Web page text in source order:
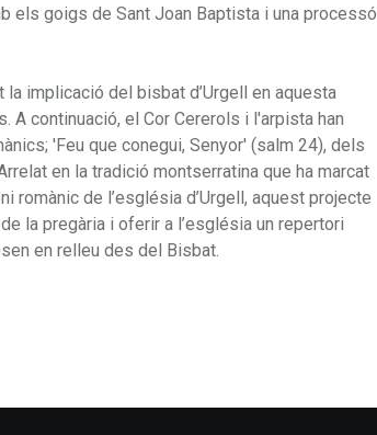
els goigs de Sant Joan Baptista i una processó
implicació del bisbat d’Urgell en aquesta
A continuació, el Cor Cererols i l'arpista han
'Feu que conegui, Senyor' (salm 24), dels
en la tradició montserratina que ha marcat
romànic de l’església d’Urgell, aquest projecte
la pregària i oferir a l’església un repertori
en relleu des del Bisbat.